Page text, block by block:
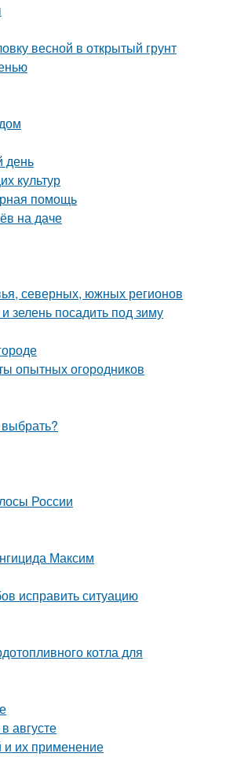
весной в открытый грунт
день
культур
помощь
на даче
северных, южных регионов
зелень посадить под зиму
опытных огородников
России
Максим
исправить ситуацию
котла для
августе
их применение